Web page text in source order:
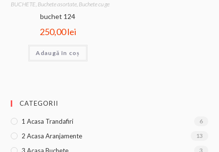
BUCHETE, Buchete asortate, Buchete cu gerbera
buchet 124
250,00lei
Adaugă în coș
CATEGORII
1 Acasa Trandafiri 6
2 Acasa Aranjamente 13
3